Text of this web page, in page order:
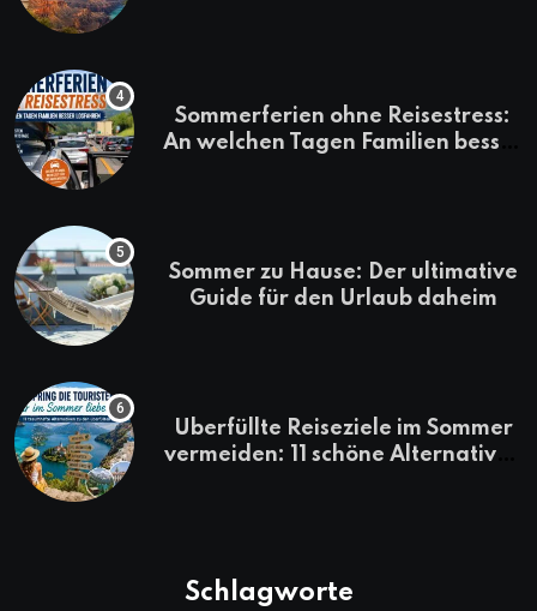
Sommerferien ohne Reisestress:
An welchen Tagen Familien besser
Sommer zu Hause: Der ultimative
Guide für den Urlaub daheim
Überfüllte Reiseziele im Sommer
vermeiden: 11 schöne Alternativen
Schlagworte